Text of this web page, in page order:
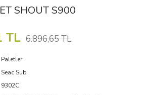
SHOUT S900
TL 6.896,65 TL
Paletler
Seac Sub
9302C